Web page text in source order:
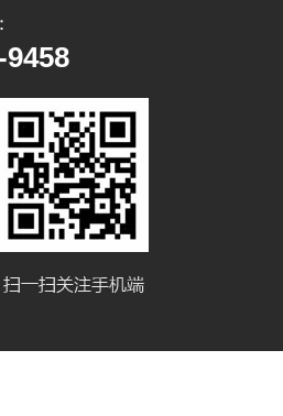
9458